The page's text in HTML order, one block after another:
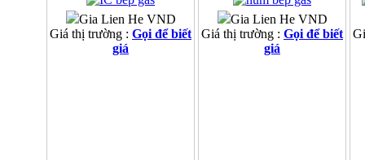
Gia Lien He VND
Giá thị trường : Gọi để biết
giá
Gia Lien He VND
Giá thị trường : Gọi để biết
giá